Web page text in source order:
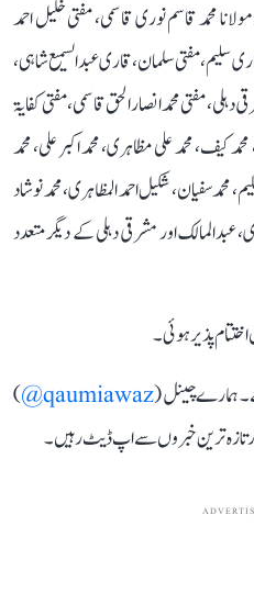
محمد قاسم نوری قاسمی، مفتی خلیل احمد
سلیم، مفتی سلمان ، قاری عبدالسمیع شاہی ،
دہلی، مفتی محمد انصار الحق قاسمی ، مفتی کفایۃ
کیف، محمد علی مظاہری، محمد اکبر علی، محمد
سفیان، شکیل احمد المظاہری، محمد نوشاد
عبدالمالک اور مشرقی دہلی کے دیگر متعدد
پذیر ہوئی۔
ہمارے چینل (qaumiawaz@
)
تازہ ترین خبروں سے اپ ڈیٹ رہیں۔